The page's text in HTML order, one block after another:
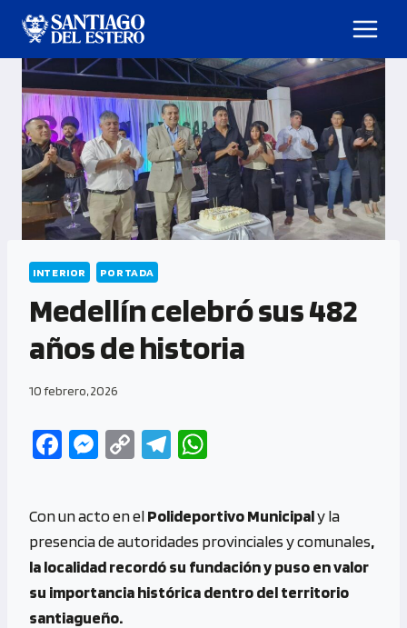
INTERIOR PORTADA
Medellín celebró sus 482
años de historia
10 febrero, 2026
Fa
o
o
k
M
n
g
er
C
py
Li
n
k
Te
gr
a
m
at
s
A
p
Con un acto en elPolideportivo Municipaly la
presencia de autoridades provinciales y comunales,
la localidad recordó su fundación y puso en valor
su importancia histórica dentro del territorio
santiagueño.